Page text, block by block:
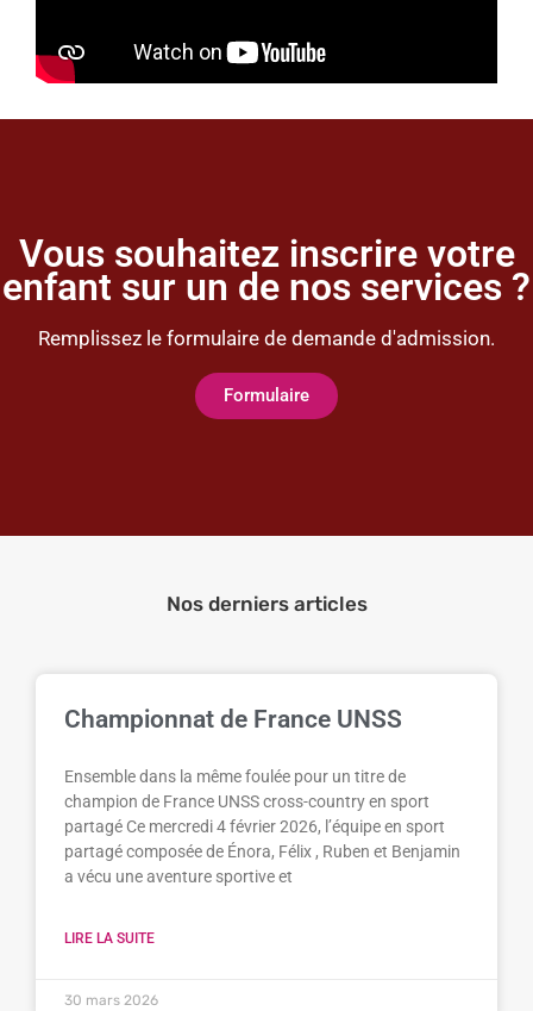
Vous souhaitez inscrire votre
enfant sur un de nos services ?
Remplissez le formulaire de demande d'admission.
Formulaire
Nos derniers articles
Championnat de France UNSS
Ensemble dans la même foulée pour un titre de
champion de France UNSS cross-country en sport
partagé Ce mercredi 4 février 2026, l’équipe en sport
partagé composée de Énora, Félix , Ruben et Benjamin
a vécu une aventure sportive et
LIRE LA SUITE
30 mars 2026